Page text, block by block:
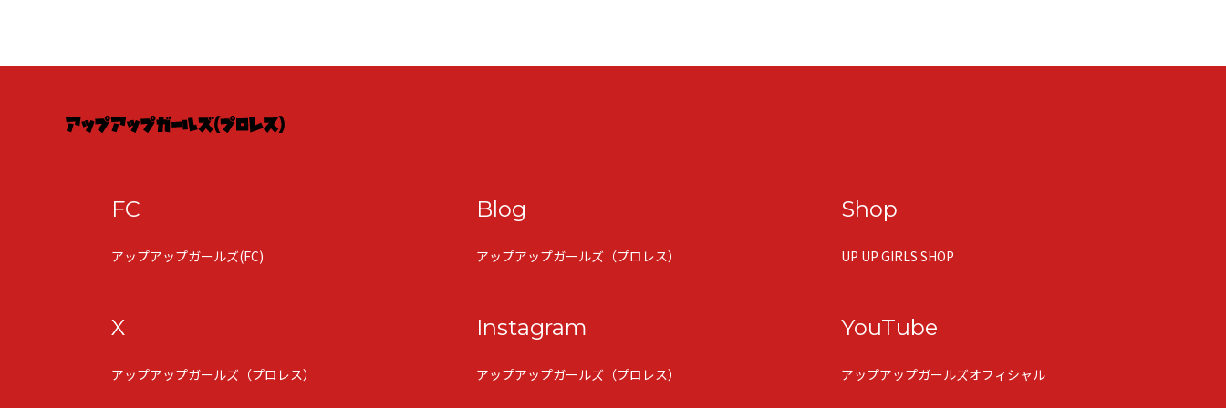
FC
アップアップガールズ(FC)
Blog
アップアップガールズ（プロレス）
Shop
UP UP GIRLS SHOP
X
アップアップガールズ（プロレス）
Instagram
アップアップガールズ（プロレス）
YouTube
アップアップガールズオフィシャル